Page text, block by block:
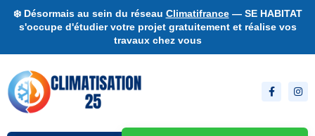
❄️ Désormais au sein du réseau Climatifrance— SE HABITAT
s'occupe d'étudier votre projet gratuitement et réalise vos
travaux chez vous